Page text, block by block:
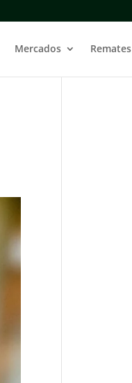
Mercados Remates